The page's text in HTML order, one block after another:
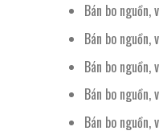
Bán bo
Bán bo
Bán bo
Bán bo
Bán bo